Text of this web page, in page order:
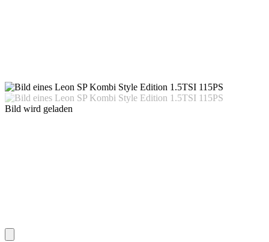
Bild wird geladen